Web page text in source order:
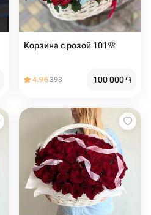
Корзина с розой 101🌸
4.96393 100 000֏